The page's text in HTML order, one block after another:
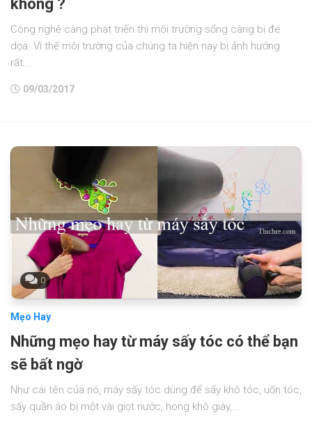
không ?
Công nghệ càng phát triển thì môi trường sống càng bị đe
dọa. Vì thế môi trường của chúng ta hiện nay bị ảnh hưởng
rất...
09/03/2017
0
Mẹo Hay
Những mẹo hay từ máy sấy tóc có thể bạn
sẽ bất ngờ
Như cái tên của nó, máy sấy tóc dùng để sấy khô tóc, uốn tóc,
sấy quần áo bị một vài giọt nước, hong khô giày,...